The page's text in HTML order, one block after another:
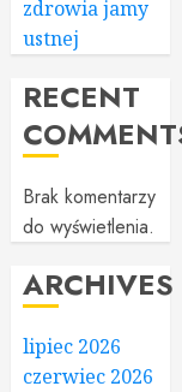
zdrowia jamy
ustnej
RECENT
Brak komentarzy
do wyświetlenia.
ARCHIVES
lipiec 2026
czerwiec 2026